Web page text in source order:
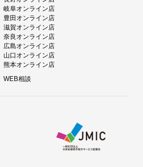
岐阜オンライン店
豊田オンライン店
滋賀オンライン店
奈良オンライン店
広島オンライン店
山口オンライン店
熊本オンライン店
WEB相談